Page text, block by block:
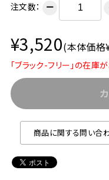
注文数： ー
¥3,520(本体価
「ブラック-フリー」の在庫
商品に関する問い合